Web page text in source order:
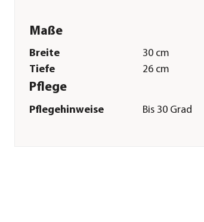
Maße
Breite
30 cm
Tiefe
26 cm
Pflege
Pflegehinweise Bis 30 Grad